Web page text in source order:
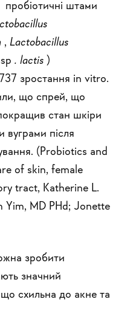
штами
, Lactobacillus
. lactis )
зростання in vitro.
що спрей, що
стан шкіри
вуграми після
(Probiotics and
of skin, female
tract, Katherine L.
Yim, MD PHd; Jonette
зробити
значний
схильна до акне та